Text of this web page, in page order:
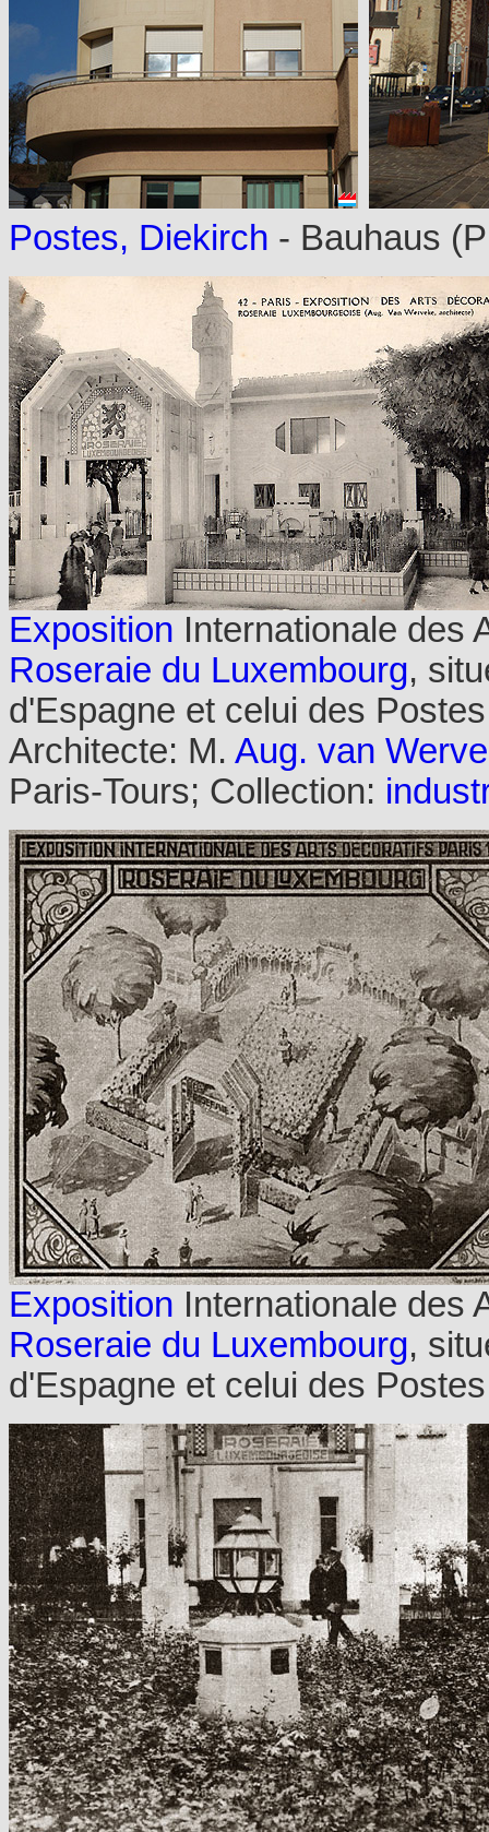
Postes, Diekirch - Bauhaus
Exposition Internationale des
Roseraie du Luxembourg,
d'Espagne et celui des
Architecte: M. Aug. van
Paris-Tours; Collection:
Exposition Internationale des
Roseraie du Luxembourg,
d'Espagne et celui des